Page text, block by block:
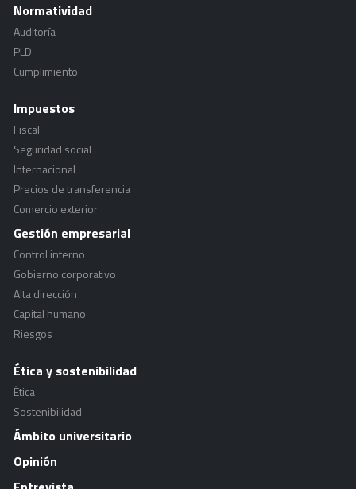
Normatividad
Auditoría
PLD
Cumplimiento
Impuestos
Fiscal
Seguridad social
Internacional
Precios de transferencia
Comercio exterior
Gestión empresarial
Control interno
Gobierno corporativo
Alta dirección
Capital humano
Riesgos
Ética y sostenibilidad
Ética
Sostenibilidad
Ámbito universitario
Opinión